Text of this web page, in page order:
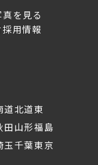
真を見る
採用情報
道北道東
田山形福島
玉千葉東京